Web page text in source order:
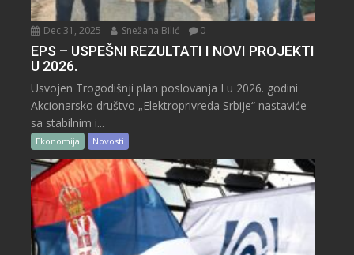
Dec 31, 2025 Snežana Bilić 0
EPS – USPEŠNI REZULTATI I NOVI PROJEKTI
U 2026.
Usvojen Trogodišnji plan poslovanja I u 2026. godini
Akcionarsko društvo „Elektroprivreda Srbije“ nastaviće
sa stabilnim i...
Ekonomija Novosti